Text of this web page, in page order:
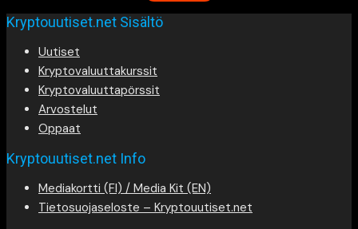
Kryptouutiset.net Sisältö
Uutiset
Kryptovaluuttakurssit
Kryptovaluuttapörssit
Arvostelut
Oppaat
Kryptouutiset.net Info
Mediakortti (FI) / Media Kit (EN)
Tietosuojaseloste – Kryptouutiset.net